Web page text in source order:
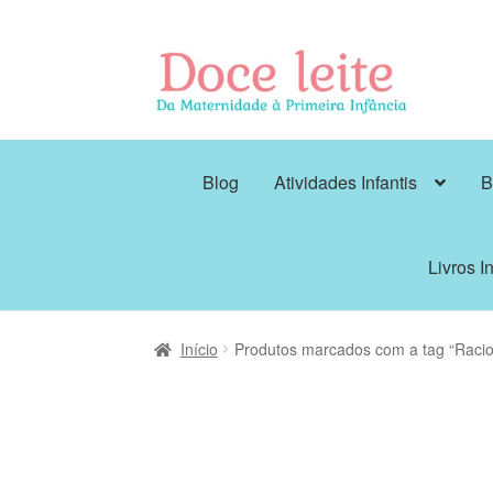
Pular
para
navegação
Pular
para
o
conteúdo
Blog
Atividades Infantis
Livros
Início Produtos marcados com a tag